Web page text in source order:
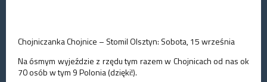
Chojniczanka Chojnice – Stomil Olsztyn: Sobota, 15 września
Na ósmym wyjeździe z rzędu tym razem w Chojnicach od nas ok
70 osób w tym 9 Polonia (dzięki!).